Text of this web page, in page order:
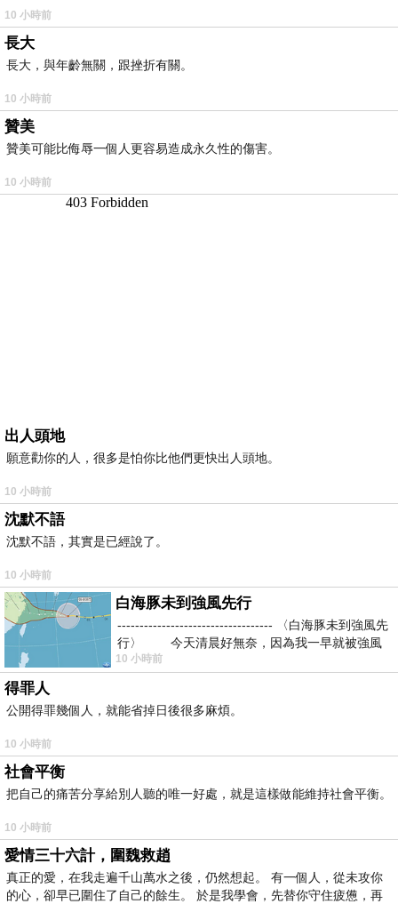
10 小時前
長大
長大，與年齡無關，跟挫折有關。
10 小時前
贊美
贊美可能比侮辱一個人更容易造成永久性的傷害。
10 小時前
出人頭地
願意勸你的人，很多是怕你比他們更快出人頭地。
10 小時前
沈默不語
沈默不語，其實是已經說了。
10 小時前
白海豚未到強風先行
----------------------------------- 〈白海豚未到強風先
行〉 今天清晨好無奈，因為我一早就被強風
10 小時前
得罪人
公開得罪幾個人，就能省掉日後很多麻煩。
10 小時前
社會平衡
把自己的痛苦分享給別人聽的唯一好處，就是這樣做能維持社會平衡。
10 小時前
愛情三十六計，圍魏救趙
真正的愛，在我走遍千山萬水之後，仍然想起。 有一個人，從未攻你
的心，卻早已圍住了自己的餘生。 於是我學會，先替你守住疲憊，再